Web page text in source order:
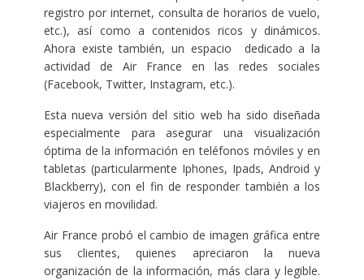
registro por internet, consulta de horarios de vuelo,
etc.), así como a contenidos ricos y dinámicos.
Ahora existe también, un espacio dedicado a la
actividad de Air France en las redes sociales
(Facebook, Twitter, Instagram, etc.).
Esta nueva versión del sitio web ha sido diseñada
especialmente para asegurar una visualización
óptima de la información en teléfonos móviles y en
tabletas (particularmente Iphones, Ipads, Android y
Blackberry), con el fin de responder también a los
viajeros en movilidad.
Air France probó el cambio de imagen gráfica entre
sus clientes, quienes apreciaron la nueva
organización de la información, más clara y legible.